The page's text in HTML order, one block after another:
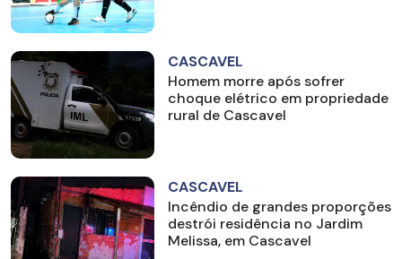
CASCAVEL
Homem morre após sofrer
choque elétrico em propriedade
rural de Cascavel
CASCAVEL
Incêndio de grandes proporções
destrói residência no Jardim
Melissa, em Cascavel